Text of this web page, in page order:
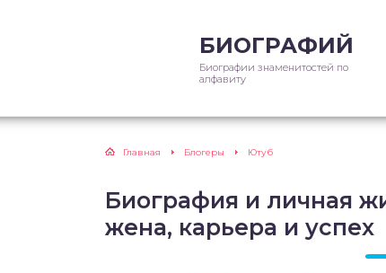
БИОГРАФИЙ
Биографии знаменитостей по
алфавиту
Главная Блогеры Ютуб
Биография и личная
жена, карьера и успех